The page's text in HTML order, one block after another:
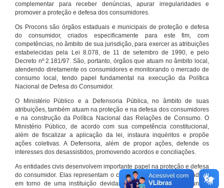
complementar para receber denúncias, apurar irregularidades e
promover a proteção e defesa dos consumidores.
Os Procons são órgãos estaduais e municipais de proteção e defesa
do consumidor, criados especificamente para este fim, com
competências, no âmbito de sua jurisdição, para exercer as atribuições
estabelecidas pela Lei 8.078, de 11 de setembro de 1990, e pelo
Decreto nº 2.181/97. São, portanto, órgãos que atuam no âmbito local,
atendendo diretamente os consumidores e monitorando o mercado de
consumo local, tendo papel fundamental na execução da Política
Nacional de Defesa do Consumidor.
O Ministério Público e a Defensoria Pública, no âmbito de suas
atribuições, também atuam na proteção e na defesa dos consumidores
e na construção da Política Nacional das Relações de Consumo. O
Ministério Público, de acordo com sua competência constitucional,
além de fiscalizar a aplicação da lei, instaura inquéritos e propõe
ações coletivas. A Defensoria, além de propor ações, defende os
interesses dos desassistidos, promovendo acordos e conciliações.
As entidades civis desenvolvem importante papel na proteção e defesa
do consumidor. Elas representam o conjunto organizado de cidadãos
em torno de uma instituição devidamente registrada e com função